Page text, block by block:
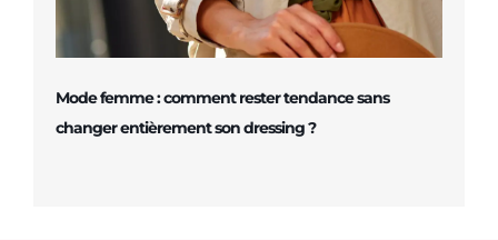
Mode femme : comment rester tendance sans
changer entièrement son dressing ?